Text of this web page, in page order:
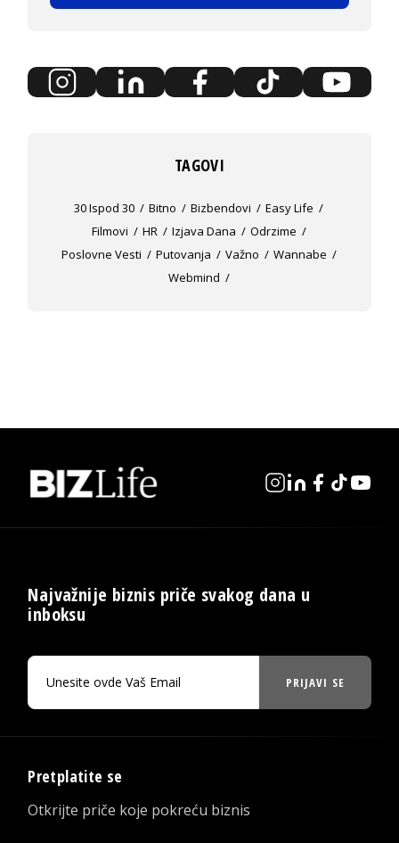
TAGOVI
30 Ispod 30 Bitno Bizbendovi
Easy Life
Filmovi
HR Izjava Dana
Odrzime
Poslovne Vesti
Putovanja Važno
Wannabe
Webmind
Najvažnije biznis priče svakog dana u
inboksu
PRIJAVI SE
Pretplatite se
Otkrijte priče koje pokreću biznis